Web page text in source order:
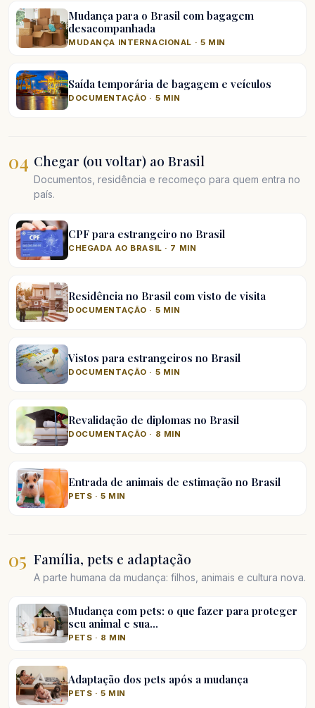
Mudança para o Brasil com bagagem
desacompanhada
MUDANÇA INTERNACIONAL · 5 MIN
Saída temporária de bagagem e veículos
DOCUMENTAÇÃO · 5 MIN
04 Chegar (ou voltar) ao Brasil
Documentos, residência e recomeço para quem entra no
país.
CPF para estrangeiro no Brasil
CHEGADA AO BRASIL · 7 MIN
Residência no Brasil com visto de visita
DOCUMENTAÇÃO · 5 MIN
Vistos para estrangeiros no Brasil
DOCUMENTAÇÃO · 5 MIN
Revalidação de diplomas no Brasil
DOCUMENTAÇÃO · 8 MIN
Entrada de animais de estimação no Brasil
PETS · 5 MIN
05 Família, pets e adaptação
A parte humana da mudança: filhos, animais e cultura nova.
Mudança com pets: o que fazer para proteger
seu animal e sua…
PETS · 8 MIN
Adaptação dos pets após a mudança
PETS · 5 MIN